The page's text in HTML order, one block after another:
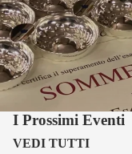
I Prossimi Eventi
VEDI TUTTI